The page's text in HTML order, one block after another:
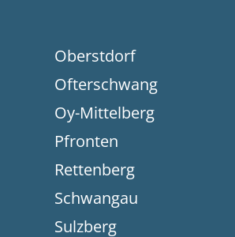
Oberstdorf
Ofterschwang
Oy-Mittelberg
Pfronten
Rettenberg
Schwangau
Sulzberg